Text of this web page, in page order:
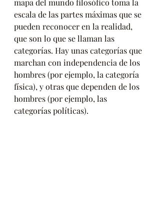
escala de las partes máximas que se
pueden reconocer en la realidad,
que son lo que se llaman las
categorías. Hay unas categorías que
marchan con independencia de los
hombres (por ejemplo, la categoría
física), y otras que dependen de los
hombres (por ejemplo, las
categorías políticas).